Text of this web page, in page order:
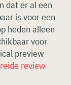
dat er al een
is voor een
heden alleen
voor
preview
review